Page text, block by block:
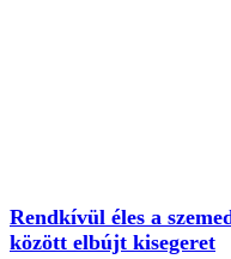
Rendkívül éles a
között elbújt kisegeret